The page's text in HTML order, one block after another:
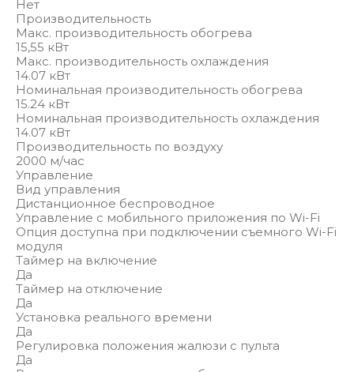
Нет
Производительность
Макс. производительность обогрева
15,55 кВт
Макс. производительность охлаждения
14.07 кВт
Номинальная производительность обогрева
15.24 кВт
Номинальная производительность охлаждения
14.07 кВт
Производительность по воздуху
2000 м/час
Управление
Вид управления
Дистанционное беспроводное
Управление c мобильного приложения по Wi-Fi
Опция доступна при подключении съемного Wi-Fi
модуля
Таймер на включение
Да
Таймер на отключение
Да
Установка реального времени
Да
Регулировка положения жалюзи с пульта
Да